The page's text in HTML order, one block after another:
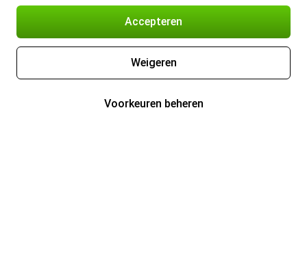
Accepteren
Weigeren
Voorkeuren beheren